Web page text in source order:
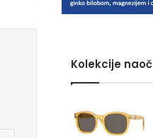
Kolekcije